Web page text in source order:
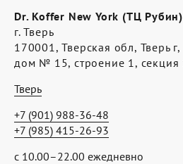
Dr. Koffer New York (ТЦ Рубин)
г. Тверь
170001, Тверская обл, Тверь
дом № 15, строение 1, секция
Тверь
с 10.00–22.00 ежедневно
+7 (901) 988-36-48
+7 (985) 415-26-93